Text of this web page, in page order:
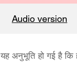
Audio version
अनुभूति हो गई है